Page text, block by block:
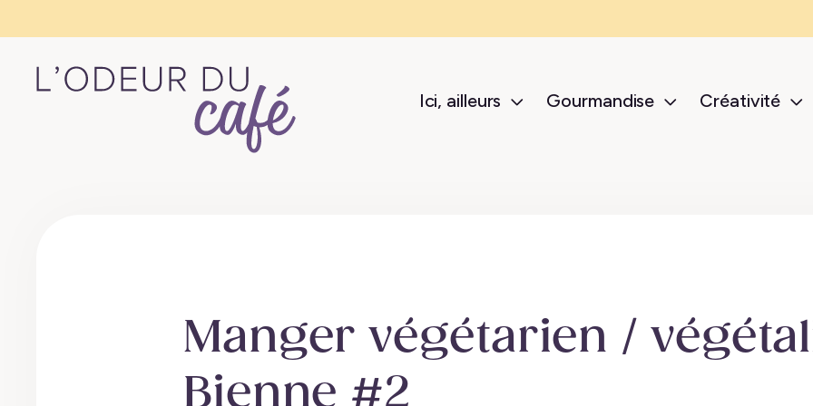
Ici, ailleurs Gourmandise Créativité
Manger végétarien /
Bienne #2